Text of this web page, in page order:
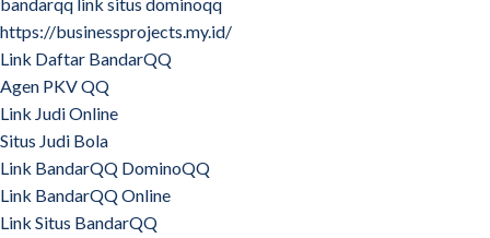
bandarqq link situs dominoqq
https://businessprojects.my.id/
Link Daftar BandarQQ
Agen PKV QQ
Link Judi Online
Situs Judi Bola
Link BandarQQ DominoQQ
Link BandarQQ Online
Link Situs BandarQQ